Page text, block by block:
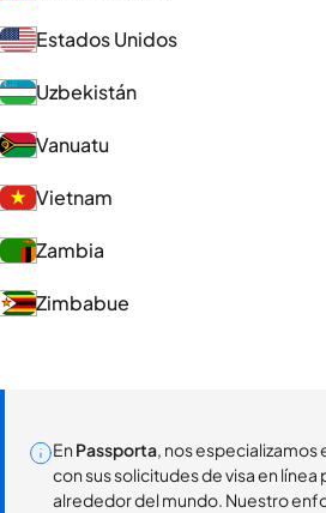
Estados Unidos
Uzbekistán
Vanuatu
Vietnam
Zambia
Zimbabue
En Passporta, nos especializamos
con sus solicitudes de visa en línea
alrededor del mundo. Nuestro